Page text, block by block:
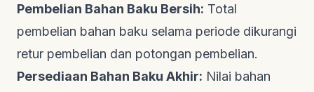
Pembelian Bahan Baku Bersih: Total
pembelian bahan baku selama periode dikurangi
retur pembelian dan potongan pembelian.
Persediaan Bahan Baku Akhir: Nilai bahan